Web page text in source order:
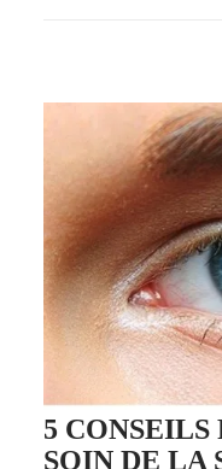
5 CONSEILS
SOIN DE LA